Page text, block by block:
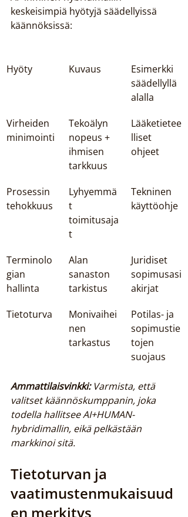
keskeisimpiä hyötyjä säädellyissä
käännöksissä:
Hyöty Kuvaus
Esimerkki
säädellyllä
alalla
Virheiden
minimointi
Tekoälyn
nopeus +
ihmisen
tarkkuus
Lääketietee
lliset
ohjeet
Prosessin
tehokkuus
Lyhyemmä
t
toimitusaja
t
Tekninen
käyttöohje
Terminolo
gian
hallinta
Alan
sanaston
tarkistus
Juridiset
sopimusasi
akirjat
Tietoturva
Monivaihei
nen
tarkastus
Potilas- ja
sopimustie
tojen
suojaus
Ammattilaisvinkki: Varmista, että
valitset käännöskumppanin, joka
todella hallitsee AI+HUMAN-
hybridimallin, eikä pelkästään
markkinoi sitä.
Tietoturvan ja
vaatimustenmukaisuud
en merkitys